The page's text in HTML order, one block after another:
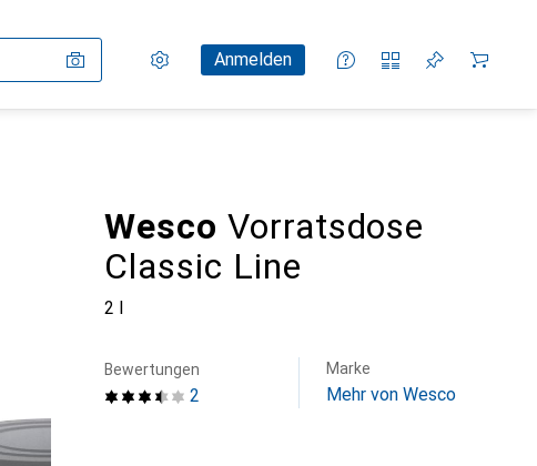
Einstellungen
KundenkontoAnmelden
Vergleichslisten
Merklisten
Warenkorb
Wesco Vorratsdose
Classic Line
2 l
2
Bewertungen Marke
Mehr von Wesco